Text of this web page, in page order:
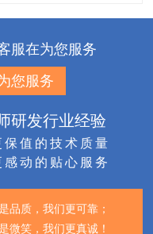
服在为您服务
您服务
研发行业经验
值的技术质量
动的贴心服务
品质，我们更可靠；
微笑，我们更真诚！